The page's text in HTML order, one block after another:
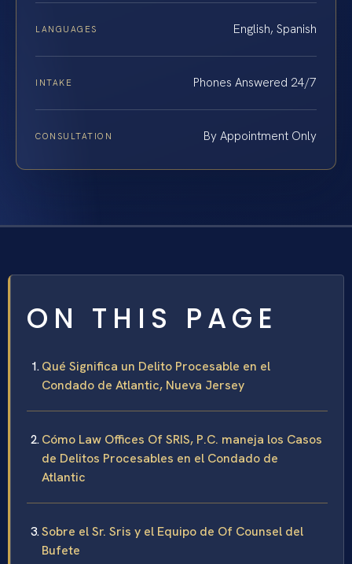
LANGUAGES English, Spanish
INTAKE Phones Answered 24/7
CONSULTATION By Appointment Only
ON THIS PAGE
Qué Significa un Delito Procesable en el
Condado de Atlantic, Nueva Jersey
Cómo Law Offices Of SRIS, P.C. maneja los Casos
de Delitos Procesables en el Condado de
Atlantic
Sobre el Sr. Sris y el Equipo de Of Counsel del
Bufete